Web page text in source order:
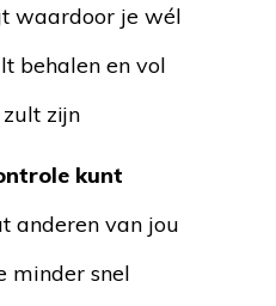
waardoor je wél
behalen en vol
zijn
kunt
anderen van jou
minder snel